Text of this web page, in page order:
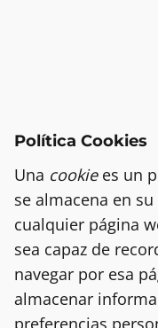
Política Cookies
Una cookiees un
se almacena en
cualquier página
sea capaz de
navegar por esa
almacenar
preferencias